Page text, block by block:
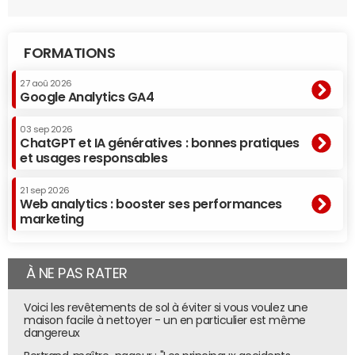
sombres en misant sur l'instinct plutôt que la réflexion."
Francis Barel, directeur général de Paypal
France
"Pour moi, l'innovation est faite de 3 facteurs clés : La
liberté d'entreprendre ; l'accès au capital ; la diversité.
L'enjeu des élections législatives est de garantir ces
3 facteurs de succès pour la France.
FORMATIONS
27 aoû 2026
Google Analytics GA4
03 sep 2026
ChatGPT et IA génératives : bonnes pratiques
et usages responsables
21 sep 2026
Web analytics : booster ses performances
marketing
À NE PAS RATER
Voici les revêtements de sol à éviter si vous voulez une
maison facile à nettoyer - un en particulier est même
dangereux